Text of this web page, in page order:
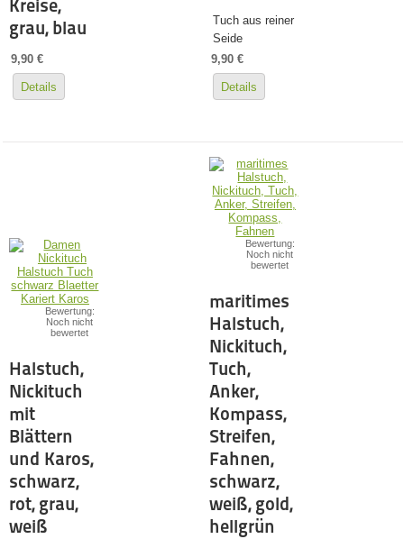
Kreise,
grau, blau
9,90 €
Details
Tuch aus reiner
Seide
9,90 €
Details
Bewertung:
Noch nicht
bewertet
Halstuch,
Nickituch
mit
Blättern
und Karos,
schwarz,
rot, grau,
weiß
Bewertung:
Noch nicht
bewertet
maritimes
Halstuch,
Nickituch,
Tuch,
Anker,
Kompass,
Streifen,
Fahnen,
schwarz,
weiß, gold,
hellgrün